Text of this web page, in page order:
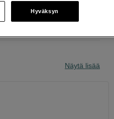
Näytä lisää
Hyväksyn